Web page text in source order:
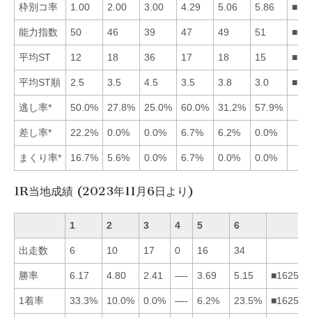
枠別コ率 1.00 2.00 3.00 4.29 5.06 5.86
能力指数 50 46 39 47 49 51
平均ST 12 18 36 17 18 15
平均ST順 2.5 3.5 4.5 3.5 3.8 3.0
逃し率* 50.0% 27.8% 25.0% 60.0% 31.2% 57.9%
差し率* 22.2% 0.0% 0.0% 6.7% 6.2% 0.0%
まくり率* 16.7% 5.6% 0.0% 6.7% 0.0% 0.0%
1R当地成績 (2023年11月6日より)
1 2 3 4 5 6
出走数 6 10 17 0 16 34
勝率 6.17 4.80 2.41 —- 3.69 5.15 ■162534
1着率 33.3% 10.0% 0.0% —- 6.2% 23.5% ■162534